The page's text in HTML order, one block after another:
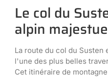
Le col du
alpin
La route du col du Susten
l'une des plus belles
Cet itinéraire de